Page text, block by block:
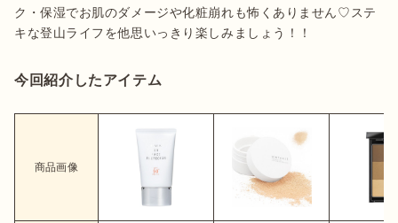
ク・保湿でお肌のダメージや化粧崩れも怖くありません♡ステ
キな登山ライフを他思いっきり楽しみましょう！！
今回紹介したアイテム
商品画像